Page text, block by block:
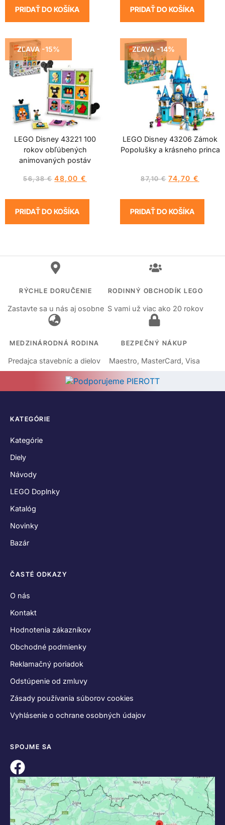
PRIDAŤ DO KOŠÍKA PRIDAŤ DO KOŠÍKA
ZĽAVA -15%
LEGO Disney 43221 100
rokov obľúbených
animovaných postáv
56,38€ 48,00€
PRIDAŤ DO KOŠÍKA
ZĽAVA -14%
LEGO Disney 43206 Zámok
Popolušky a krásneho princa
87,10€ 74,70€
PRIDAŤ DO KOŠÍKA
RÝCHLE DORUČENIE
Zastavte sa u nás aj osobne
RODINNÝ OBCHODÍK LEGO
S vami už viac ako 20 rokov
MEDZINÁRODNÁ RODINA
Predajca stavebníc a dielov
BEZPEČNÝ NÁKUP
Maestro, MasterCard, Visa
KATEGÓRIE
Kategórie
Diely
Návody
LEGO Doplnky
Katalóg
Novinky
Bazár
ČASTÉ ODKAZY
O nás
Kontakt
Hodnotenia zákazníkov
Obchodné podmienky
Reklamačný poriadok
Odstúpenie od zmluvy
Zásady používania súborov cookies
Vyhlásenie o ochrane osobných údajov
SPOJME SA